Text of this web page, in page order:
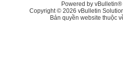
Powered by
Copyright © 2026 vBulletin
Bản quyền website thuộc